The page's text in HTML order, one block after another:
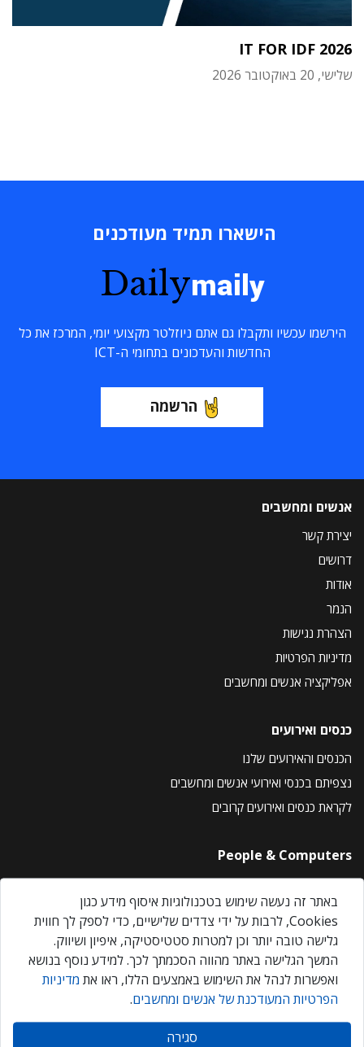
IT FOR IDF 2026
שלישי, 20 באוקטובר 2026
הישארו תמיד מעודכנים
Dailymaily
הירשמו עכשיו ותקבלו גם אתם ניוזלטר מקצועי יומי, המרכז את כל
החדשות והעדכונים בתחומי ה-ICT
הרשמה
אנשים ומחשבים
יצירת קשר
דרושים
אודות
הנמר
הצהרת נגישות
מדיניות הפרטיות
אפליקציה אנשים ומחשבים
כנסים ואירועים
הכנסים והאירועים שלנו
נצפיתם בכנסי ואירועי אנשים ומחשבים
לקראת כנסים ואירועים קרובים
People & Computers
About Us
Privacy Policy
Contact Us
Our Events
אנשים ומחשבים © 2026 – כל הזכויות שמורות
באתר זה נעשה שימוש בטכנולוגיות איסוף מידע כגון
Cookies, לרבות על ידי צדדים שלישיים, כדי לספק לך חווית
גלישה טובה יותר וכן למטרות סטטיסטיקה, איפיון ושיווק.
המשך הגלישה באתר מהווה הסכמתך לכך. למידע נוסף בנושא
ואפשרות לנהל את השימוש באמצעים הללו, ראו את מדיניות
הפרטיות המעודכנת של אנשים ומחשבים.
סגירה